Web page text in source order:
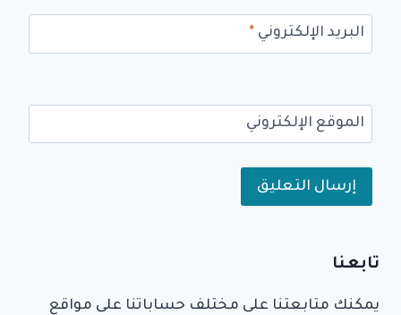
البريد الإلكتروني *
الموقع الإلكتروني
تابعنا
يمكنك متابعتنا على مختلف حساباتنا على مواقع